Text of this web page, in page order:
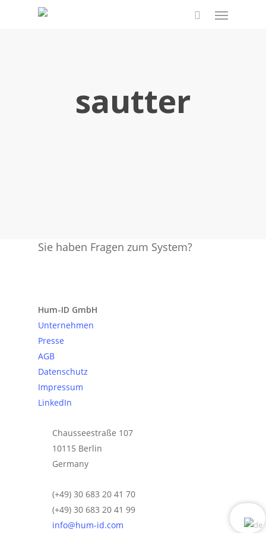
Menu
sautter
Sie haben Fragen zum System?
Hum-ID GmbH
Unternehmen
Presse
AGB
Datenschutz
Impressum
LinkedIn
Chausseestraße 107
10115 Berlin
Germany
(+49) 30 683 20 41 70
(+49) 30 683 20 41 99
info@hum-id.com